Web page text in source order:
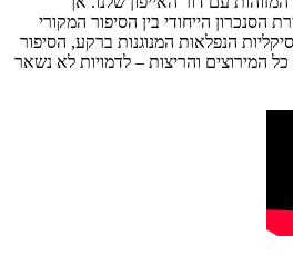
הסנכרון הייחודי בין הסיפור המקורי
הנפלאות המנוגנות ברקע, הסיפור
המירוצים והריצות – לדמויות לא נשאר